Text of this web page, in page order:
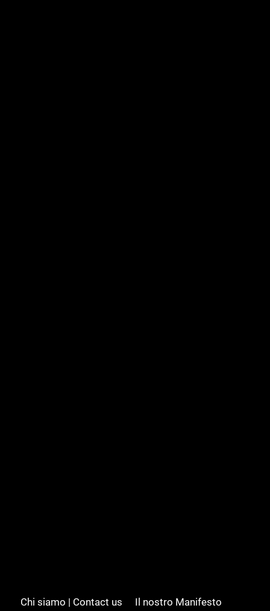
Chi siamo | Contact us Il nostro Manifesto